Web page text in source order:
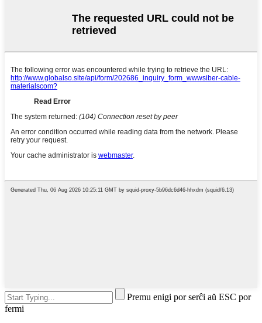
Premu enigi por serĉi aŭ ESC por
fermi